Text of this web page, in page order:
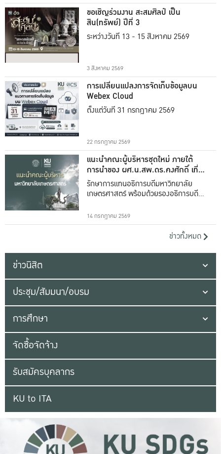
ขอเชิญร่วมงาน สะสมศิลป์ เป็น
สิน(ทรัพย์) ปีที่ 3
ระหว่างวันที่ 13 - 15 สิงหาคม 2569
3 สิงหาคม 2569
การเปลี่ยนแปลงการจัดเก็บข้อมูลบน
Webex Cloud
ตั้งแต่วันที่ 31 กรกฎาคม 2569
22 กรกฎาคม 2569
แนะนำคณะผู้บริหารชุดใหม่ ภายใต้
การนำของ ผศ.น.สพ.ดร.คงศักดิ์ เที่ยง
ธรรม
รักษาการแทนอธิการบดีมหาวิทยาลัย
เกษตรศาสตร์ พร้อมด้วยรองอธิการบดีทั้ง
14 กรกฎาคม 2569
ข่าวทั้งหมด
ข่าวนิสิต
ประชุม/สัมมนา/อบรม
การศึกษา
จัดซื้อจัดจ้าง
รับสมัครบุคลากร
KU to ITA